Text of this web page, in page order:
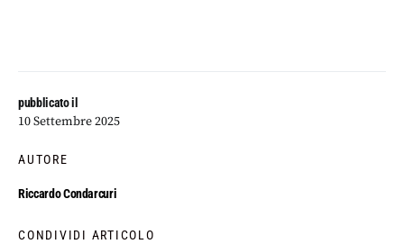
pubblicato il
10 Settembre 2025
AUTORE
Riccardo Condarcuri
CONDIVIDI ARTICOLO